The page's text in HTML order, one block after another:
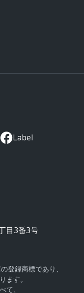
Label
目3番3号
登録商標であり、
ます。
て、